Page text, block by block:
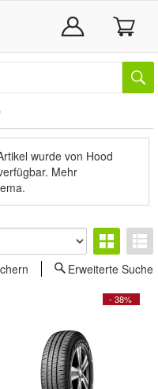
wurde von Hood
Mehr
Erweiterte Suche
- 38%